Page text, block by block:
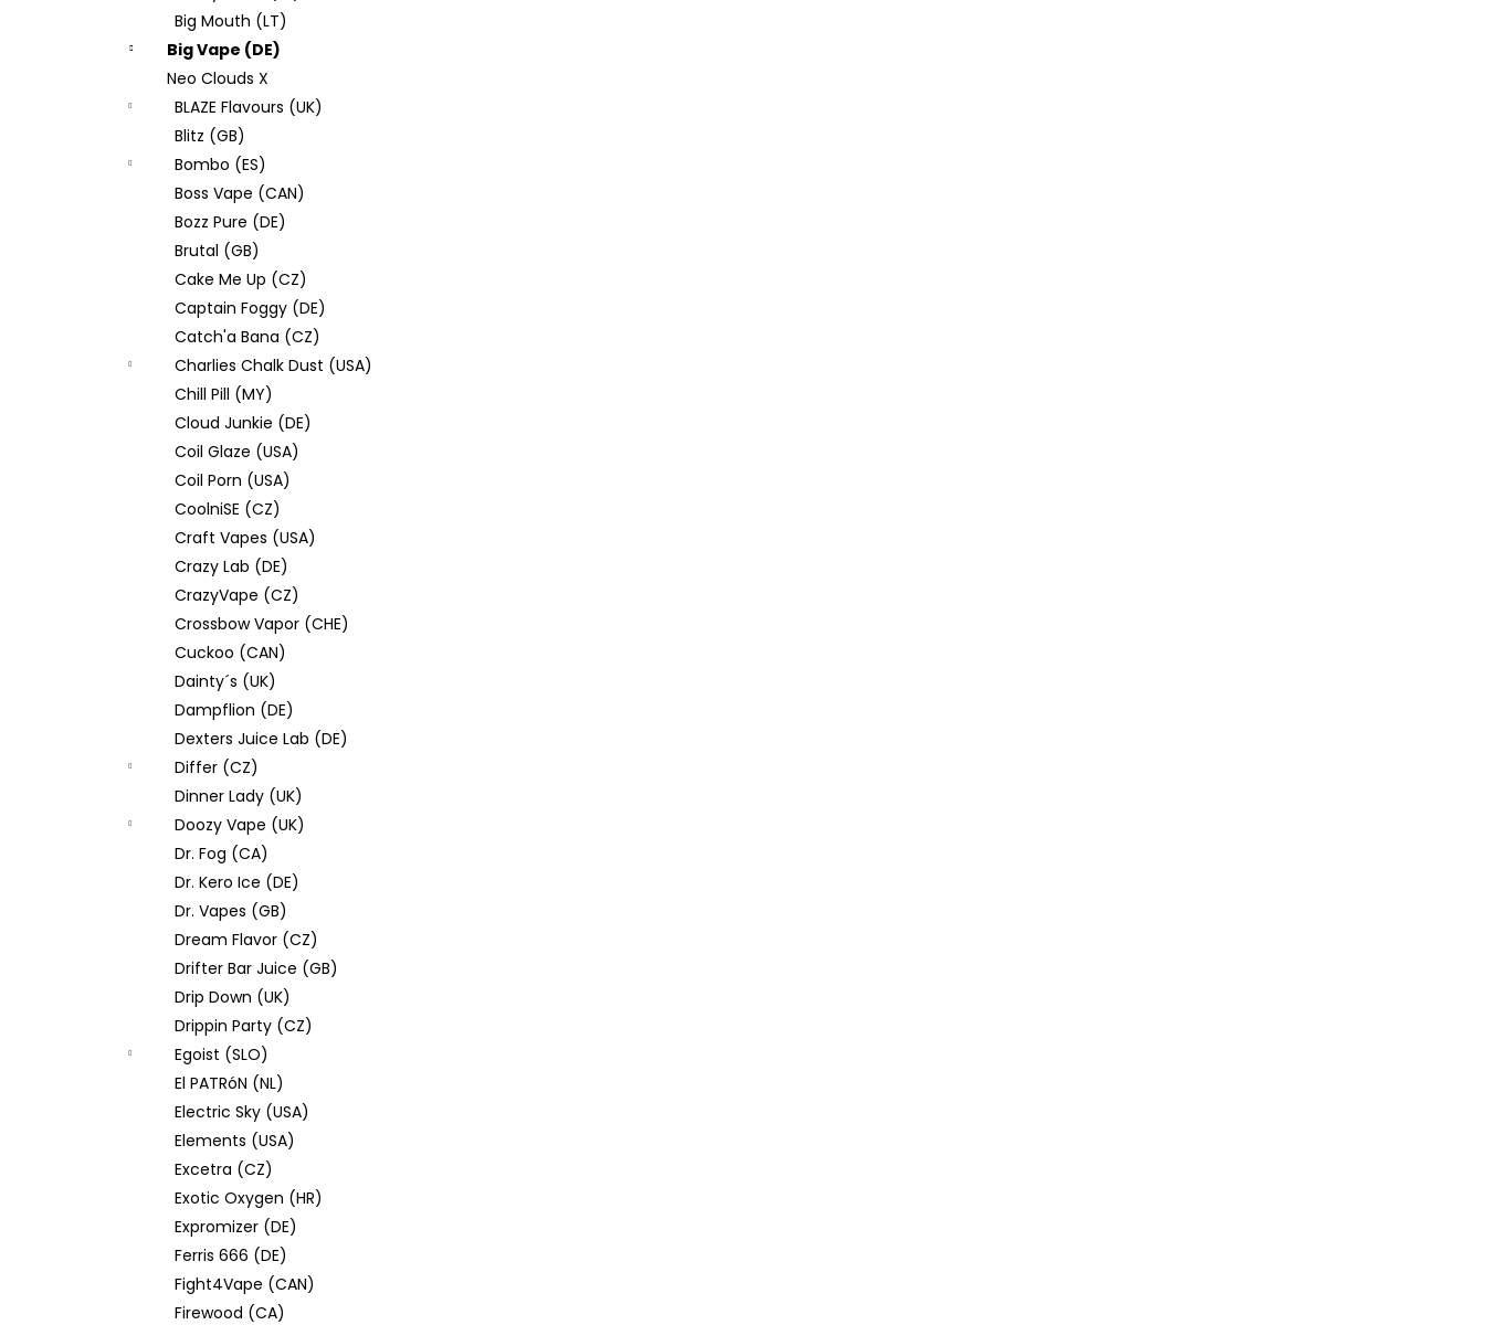
Big Mouth (LT)
Big Vape (DE)
Neo Clouds X
BLAZE Flavours (UK)
Blitz (GB)
Bombo (ES)
Boss Vape (CAN)
Bozz Pure (DE)
Brutal (GB)
Cake Me Up (CZ)
Captain Foggy (DE)
Catch'a Bana (CZ)
Charlies Chalk Dust (USA)
Chill Pill (MY)
Cloud Junkie (DE)
Coil Glaze (USA)
Coil Porn (USA)
CoolniSE (CZ)
Craft Vapes (USA)
Crazy Lab (DE)
CrazyVape (CZ)
Crossbow Vapor (CHE)
Cuckoo (CAN)
Dainty´s (UK)
Dampflion (DE)
Dexters Juice Lab (DE)
Differ (CZ)
Dinner Lady (UK)
Doozy Vape (UK)
Dr. Fog (CA)
Dr. Kero Ice (DE)
Dr. Vapes (GB)
Dream Flavor (CZ)
Drifter Bar Juice (GB)
Drip Down (UK)
Drippin Party (CZ)
Egoist (SLO)
El PATRóN (NL)
Electric Sky (USA)
Elements (USA)
Excetra (CZ)
Exotic Oxygen (HR)
Expromizer (DE)
Ferris 666 (DE)
Fight4Vape (CAN)
Firewood (CA)